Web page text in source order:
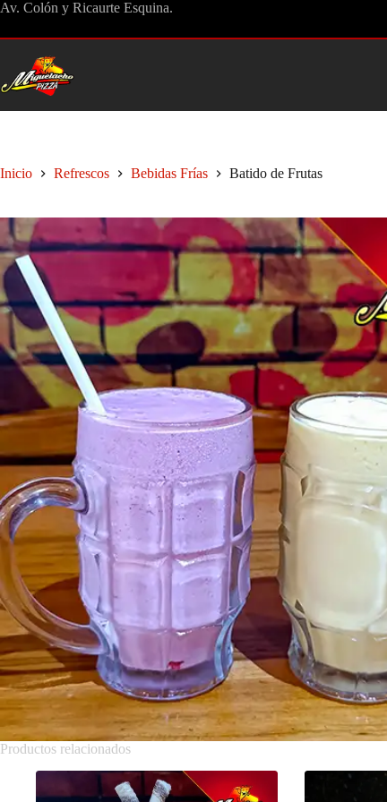
Saltar
contenido
Av. Colón y Ricaurte Esquina.
Inicio Refrescos Bebidas Frías Batido de Frutas
Productos relacionados